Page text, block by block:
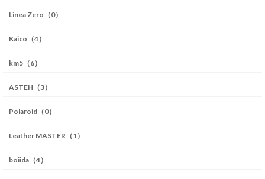
Linea Zero（0）
Kaico（4）
km5（6）
ASTEH（3）
Polaroid（0）
Leather MASTER（1）
boiida（4）